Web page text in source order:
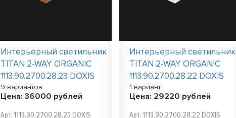
Интерьерный светильник
TITAN 2-WAY ORGANIC
1113.90.2700.28.23 DOXIS
9 вариантов
Цена: 36000 рублей
Арт. 1113.90.2700.28.23 DOXIS
Интерьерный светильник
TITAN 2-WAY ORGANIC
1113.90.2700.28.22 DOXIS
1 вариант
Цена: 29220 рублей
Арт. 1113.90.2700.28.22 DOXIS